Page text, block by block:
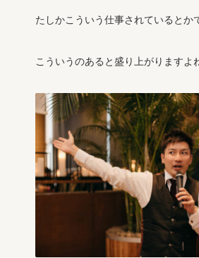
たしかこういう仕事されているとか
こういうのあると盛り上がりますよ